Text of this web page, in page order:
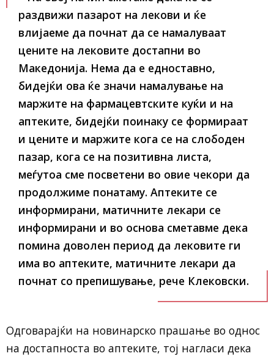
раздвижи пазарот на лекови и ќе
влијаеме да почнат да се намалуваат
цените на лековите достапни во
Македонија. Нема да е едноставно,
бидејќи ова ќе значи намалување на
маржите на фармацевтските куќи и на
аптеките, бидејќи поинаку се формираат
и цените и маржите кога се на слободен
пазар, кога се на позитивна листа,
меѓутоа сме посветени во овие чекори да
продолжиме понатаму. Aптеките се
информирани, матичните лекари се
информирани и во основа сметавме дека
помина доволен период да лековите ги
има во аптеките, матичните лекари да
почнат со препишување, рече Клековски.
Одговарајќи на новинарско прашање во однос
на достапноста во аптеките, тој нагласи дека